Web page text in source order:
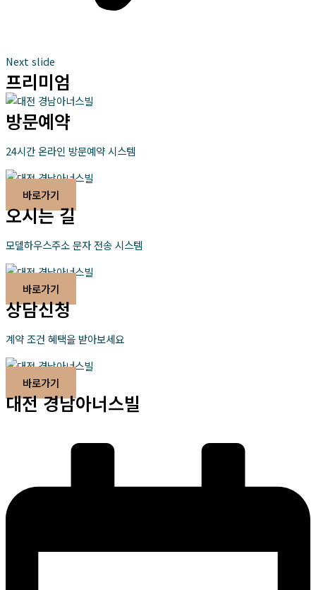
Next slide
프리미엄
방문예약
24시간 온라인 방문예약 시스템
바로가기
오시는 길
모델하우스주소 문자 전송 시스템
바로가기
상담신청
계약 조건 혜택을 받아보세요
바로가기
대전 경남아너스빌